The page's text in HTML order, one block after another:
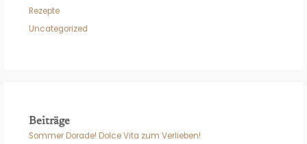
Rezepte
Uncategorized
Beiträge
Sommer Dorade! Dolce Vita zum Verlieben!